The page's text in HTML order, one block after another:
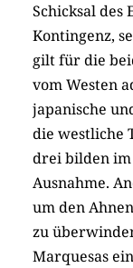
Schicksal des
Kontingenz,
gilt für die
vom Westen
japanische
die westliche
drei bilden
Ausnahme.
um den
zu
Marquesas